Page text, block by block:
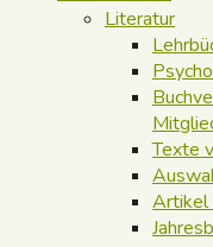
Literatur
Texte
Artikel